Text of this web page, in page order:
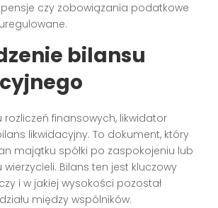
pensje czy zobowiązania podatkowe
bilansu
rozliczeń finansowych, likwidator
likwidacyjny. To dokument, który
majątku spółki po zaspokojeniu lub
Bilans ten jest kluczowy
i w jakiej wysokości pozostał
między wspólników.